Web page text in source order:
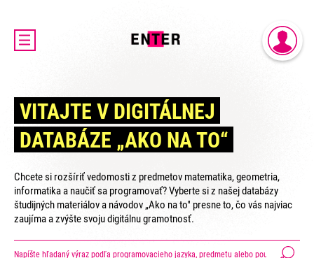
O PROJEKTE ENTER
ENTER MICRO:BIT 3D CUP
ENTER PROGRAMIÁDA
VIDEÁ YOUTUBEROV
VAŠE NÁPADY
KONTAKTY
REGISTRÁCIA
VITAJTE V DIGITÁLNEJ
DATABÁZE „AKO NA TO“
Chcete si rozšíriť vedomosti z predmetov matematika, geometria,
informatika a naučiť sa programovať? Vyberte si z našej databázy
študijných materiálov a návodov „Ako na to" presne to, čo vás najviac
zaujíma a zvýšte svoju digitálnu gramotnosť.